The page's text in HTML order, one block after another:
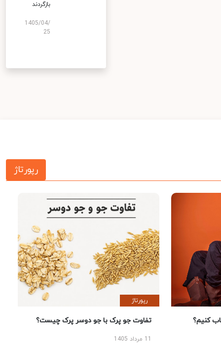
بازگردند
1405/04/
25
رپورتاژ
کنیم؟
رپورتاژ
تفاوت جو پرک با جو دوسر پرک چیست؟